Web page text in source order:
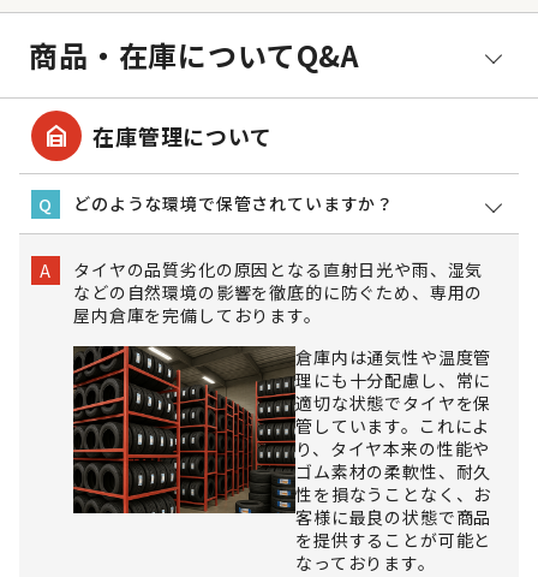
商品・在庫についてQ&A
garage_home 在庫管理について
Q どのような環境で保管されていますか？
A
タイヤの品質劣化の原因となる直射日光や雨、湿気
などの自然環境の影響を徹底的に防ぐため、専用の
屋内倉庫を完備しております。
倉庫内は通気性や温度管
理にも十分配慮し、常に
適切な状態でタイヤを保
管しています。これによ
り、タイヤ本来の性能や
ゴム素材の柔軟性、耐久
性を損なうことなく、お
客様に最良の状態で商品
を提供することが可能と
なっております。